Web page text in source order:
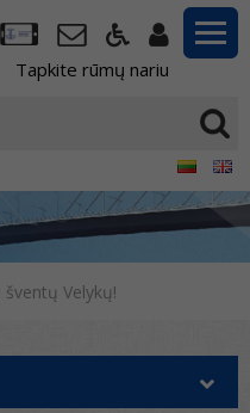
Tapkite rūmų nariu
šventų Velykų!